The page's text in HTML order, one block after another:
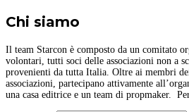
Chi siamo
Il team Starcon è composto da un comitato
volontari, tutti soci delle associazioni non a
provenienti da tutta Italia. Oltre ai membri
associazioni, partecipano attivamente
una casa editrice e un team di propmaker.